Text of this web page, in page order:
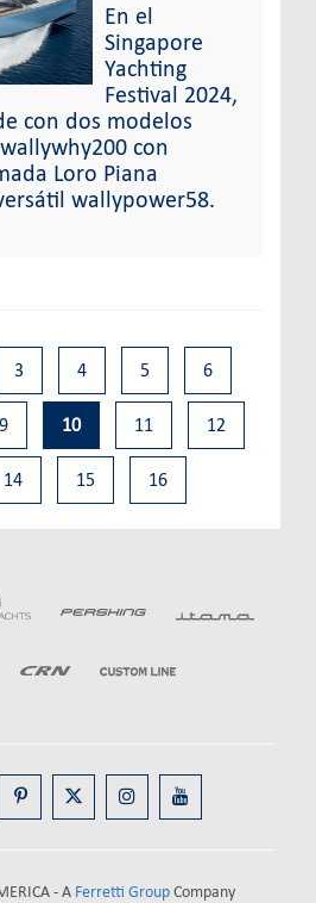
En el
Singapore
Yachting
Festival 2024,
con dos modelos
con
Loro Piana
wallypower58.
3 4 5 6
9 10 11 12
14 15 16
- A Ferretti GroupCompany